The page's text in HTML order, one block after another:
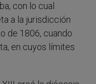
con lo cual
a la jurisdicción
de 1806, cuando
en cuyos límites